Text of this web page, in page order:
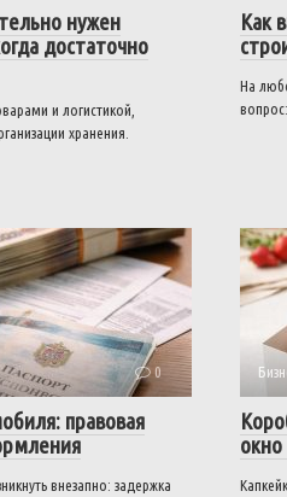
нужен
достаточно
и логистикой,
хранения.
Как
На
0
правовая
внезапно: задержка